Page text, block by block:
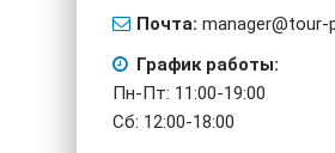
Почта: manager@tour-
График работы:
Пн-Пт: 11:00-19:00
Сб: 12:00-18:00